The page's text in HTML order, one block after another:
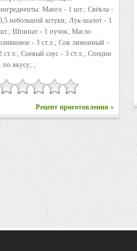
Манго - 1 шт.; Свёкла -
небольшой штуки; Лук-шалот - 1
Шпинат - 1 пучок; Масло
- 3 ст.л.; Сок лимонный -
ст.л.; Соевый соус - 3 ст.л.; Специи
по вкусу; ;
Рецепт приготовления »